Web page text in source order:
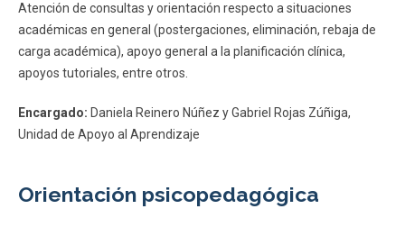
Atención de consultas y orientación respecto a situaciones
académicas en general (postergaciones, eliminación, rebaja de
carga académica), apoyo general a la planificación clínica,
apoyos tutoriales, entre otros.
Encargado: Daniela Reinero Núñez y Gabriel Rojas Zúñiga,
Unidad de Apoyo al Aprendizaje
Orientación psicopedagógica